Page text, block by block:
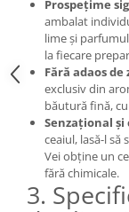
Prospețime
ambalat
lime și
la fiecare
Fără adaos de
exclusiv din
băutură fină,
Senzațional și
ceaiul, lasă-l să
Vei obține un
fără chimicale.
3.